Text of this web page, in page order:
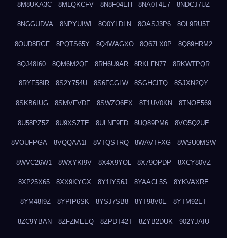
8M8UKA3C 8MLQKCFV 8N8F04EH 8NA0T4E7 8NDCJ7UZ
8NGGUDVA 8NPYUIWI 8O0YLDLN 8OASJ3P6 8OL9RU5T
8OUD8RGF 8PQTS65Y 8Q4WAGXO 8Q67LX0P 8Q89HRM2
8QJ48I60 8QM6M2QF 8RH6U9AR 8RKLFN77 8RKWTPQR
8RYF58IR 8S2Y754U 8S6FCGLW 8SGHCITQ 8SJXN2QY
8SKB6IUG 8SMVFVDF 8SWZO6EX 8T1UV0KN 8TNOE569
8U58PZ5Z 8U9XSZTE 8ULNF9FD 8UQ89PM6 8VO5Q2UE
8VOUFPGA 8VQQAA1I 8VTQSTRQ 8WAVTFXG 8WSU0MSW
8WVC26W1 8WXYKI9V 8X4X9YOL 8X79OPDP 8XCY80VZ
8XP25X65 8XX9KYGX 8Y1IYS6J 8YAACL5S 8YKVAXRE
8YM48I9Z 8YPIP6SK 8YSJ7SB8 8YT98V0E 8YTM92ET
8ZC9YBAN 8ZFZMEEQ 8ZPDT42T 8ZYB2DUK 902YJAIU